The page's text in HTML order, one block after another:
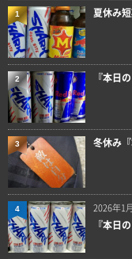
夏休み
1
『本日
2
冬休み
3
2026年1
『本日
4